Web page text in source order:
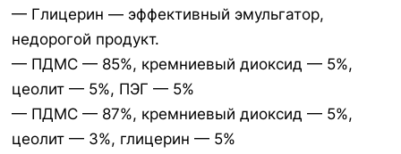
— Глицерин — эффективный эмульгатор,
недорогой продукт.
— ПДМС — 85%, кремниевый диоксид — 5%,
цеолит — 5%, ПЭГ — 5%
— ПДМС — 87%, кремниевый диоксид — 5%,
цеолит — 3%, глицерин — 5%